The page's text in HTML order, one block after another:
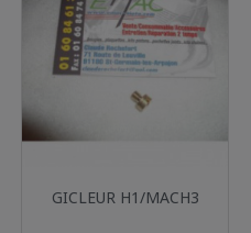
GICLEUR H1/MACH3